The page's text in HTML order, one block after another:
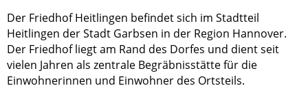
Der Friedhof Heitlingen befindet sich im Stadtteil
Heitlingen der Stadt Garbsen in der Region Hannover.
Der Friedhof liegt am Rand des Dorfes und dient seit
vielen Jahren als zentrale Begräbnisstätte für die
Einwohnerinnen und Einwohner des Ortsteils.